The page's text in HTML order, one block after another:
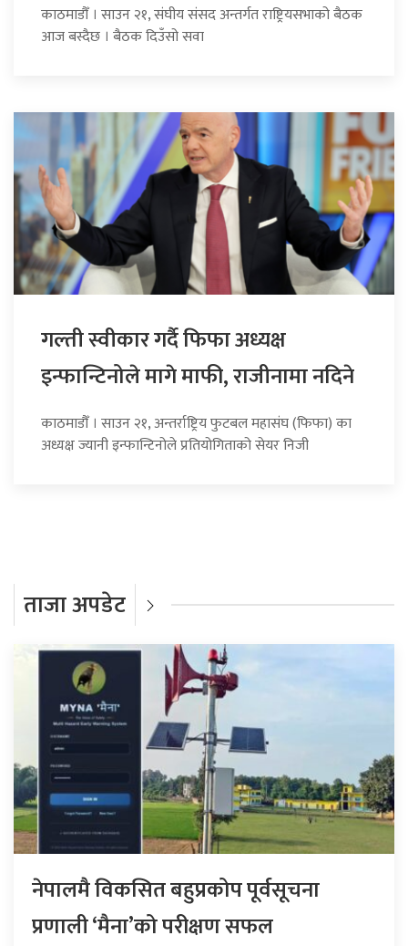
काठमाडौँ । साउन २१, संघीय संसद अन्तर्गत राष्ट्रियसभाको बैठक
आज बस्दैछ । बैठक दिउँसो सवा
गल्ती स्वीकार गर्दै फिफा अध्यक्ष
इन्फान्टिनोले मागे माफी, राजीनामा नदिने
काठमाडौँ । साउन २१, अन्तर्राष्ट्रिय फुटबल महासंघ (फिफा) का
अध्यक्ष ज्यानी इन्फान्टिनोले प्रतियोगिताको सेयर निजी
ताजा अपडेट
नेपालमै विकसित बहुप्रकोप पूर्वसूचना
प्रणाली ‘मैना’को परीक्षण सफल